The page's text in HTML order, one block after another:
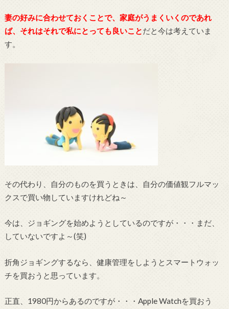
妻の好みに合わせておくことで、家庭がうまくいくのであれ
ば、それはそれで私にとっても良いことだと今は考えていま
す。
その代わり、自分のものを買うときは、自分の価値観フルマッ
クスで買い物していますけれどね～
今は、ジョギングを始めようとしているのですが・・・まだ、
していないですよ～(笑)
折角ジョギングするなら、健康管理をしようとスマートウォッ
チを買おうと思っています。
正直、1980円からあるのですが・・・Apple Watchを買おう